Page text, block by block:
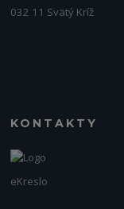
032 11 Svätý Kríž
KONTAKTY
eKreslo